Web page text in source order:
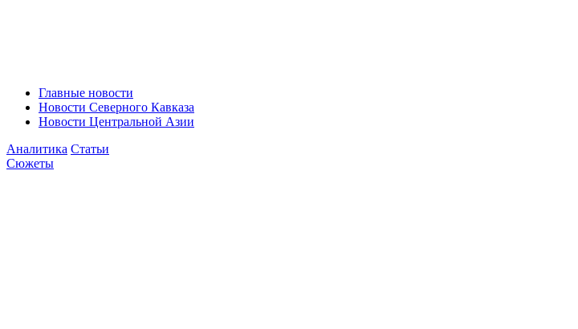
Главные новости
Новости Северного Кавказа
Новости Центральной Азии
Аналитика Статьи
Сюжеты